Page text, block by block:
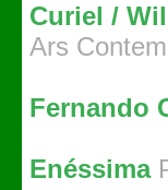
Curiel /
Ars
Fernando
Enéssima